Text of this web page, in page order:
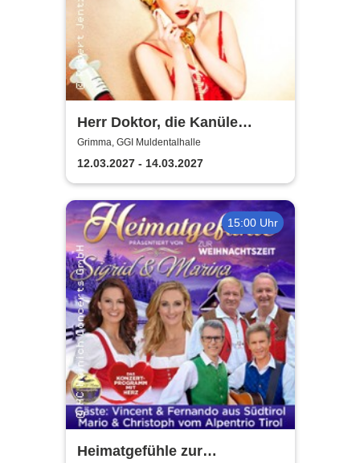
Herr Doktor, die Kanüle
klemmt
Grimma, GGI Muldentalhalle
12.03.2027 - 14.03.2027
15:00 Uhr
Heimatgefühle zur